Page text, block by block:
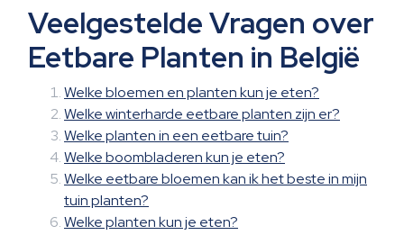
Veelgestelde Vragen over
Eetbare Planten in België
Welke bloemen en planten kun je eten?
Welke winterharde eetbare planten zijn er?
Welke planten in een eetbare tuin?
Welke boombladeren kun je eten?
Welke eetbare bloemen kan ik het beste in mijn
tuin planten?
Welke planten kun je eten?